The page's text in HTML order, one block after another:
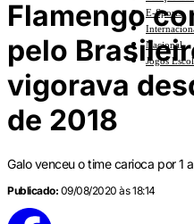
E-Sports
Nacional
Jogos
Flamengo
pelo
vigorava
de 2018
Galo venceu o time carioca por 1
Publicado: 09/08/2020 às 18:14